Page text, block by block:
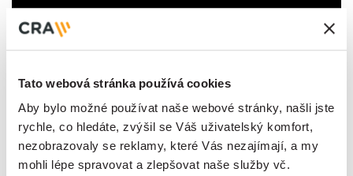
Tato webová stránka používá cookies
Aby bylo možné používat naše webové stránky, našli jste
rychle, co hledáte, zvýšil se Váš uživatelský komfort,
nezobrazovaly se reklamy, které Vás nezajímají, a my
mohli lépe spravovat a zlepšovat naše služby vč.
Amazon Go a chytrý Maloobchod
Koncept obchodu Amazon Go využívá AIoT
k vytvoření bezobslužného maloobchodního
prostředí. Když si zákazníci vezmou zboží z regálu,